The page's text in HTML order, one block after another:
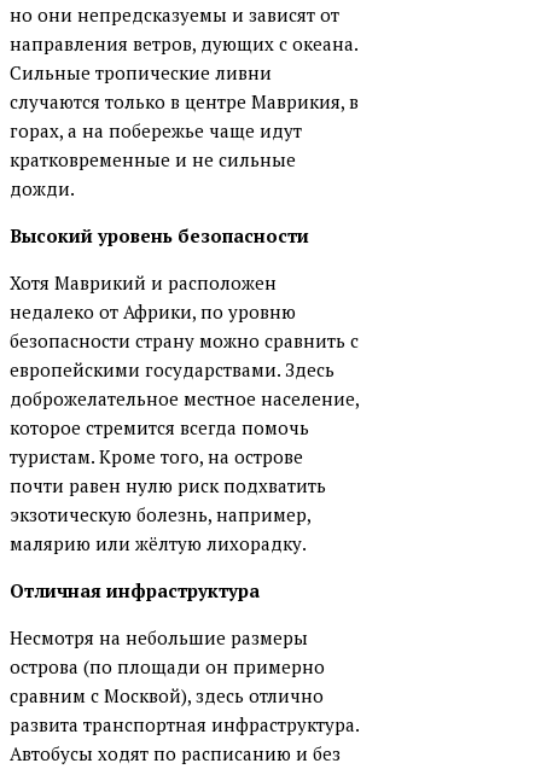
но они непредсказуемы и зависят от
направления ветров, дующих с океана.
Сильные тропические ливни
случаются только в центре Маврикия, в
горах, а на побережье чаще идут
кратковременные и не сильные
дожди.
Высокий уровень безопасности
Хотя Маврикий и расположен
недалеко от Африки, по уровню
безопасности страну можно сравнить с
европейскими государствами. Здесь
доброжелательное местное население,
которое стремится всегда помочь
туристам. Кроме того, на острове
почти равен нулю риск подхватить
экзотическую болезнь, например,
малярию или жёлтую лихорадку.
Отличная инфраструктура
Несмотря на небольшие размеры
острова (по площади он примерно
сравним с Москвой), здесь отлично
развита транспортная инфраструктура.
Автобусы ходят по расписанию и без